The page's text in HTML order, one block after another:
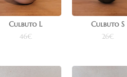
Culbuto L
46€
Culbuto S
26€